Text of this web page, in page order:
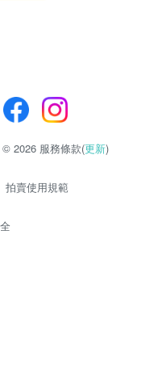
2026 服務條款(更新)
拍賣使用規範